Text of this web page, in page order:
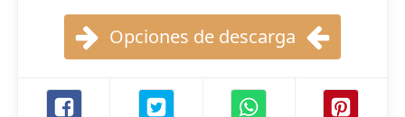
Opciones de descarga